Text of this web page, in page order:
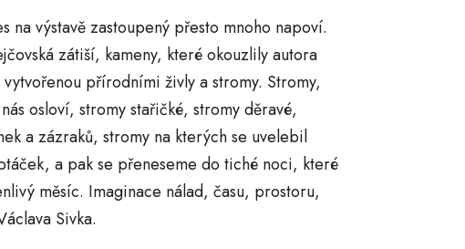
na výstavě zastoupený přesto mnoho napoví.
zátiší, kameny, které okouzlily autora
přírodními živly a stromy. Stromy,
osloví, stromy stařičké, stromy děravé,
a zázraků, stromy na kterých se uvelebil
a pak se přeneseme do tiché noci, které
měsíc. Imaginace nálad, času, prostoru,
Sivka.